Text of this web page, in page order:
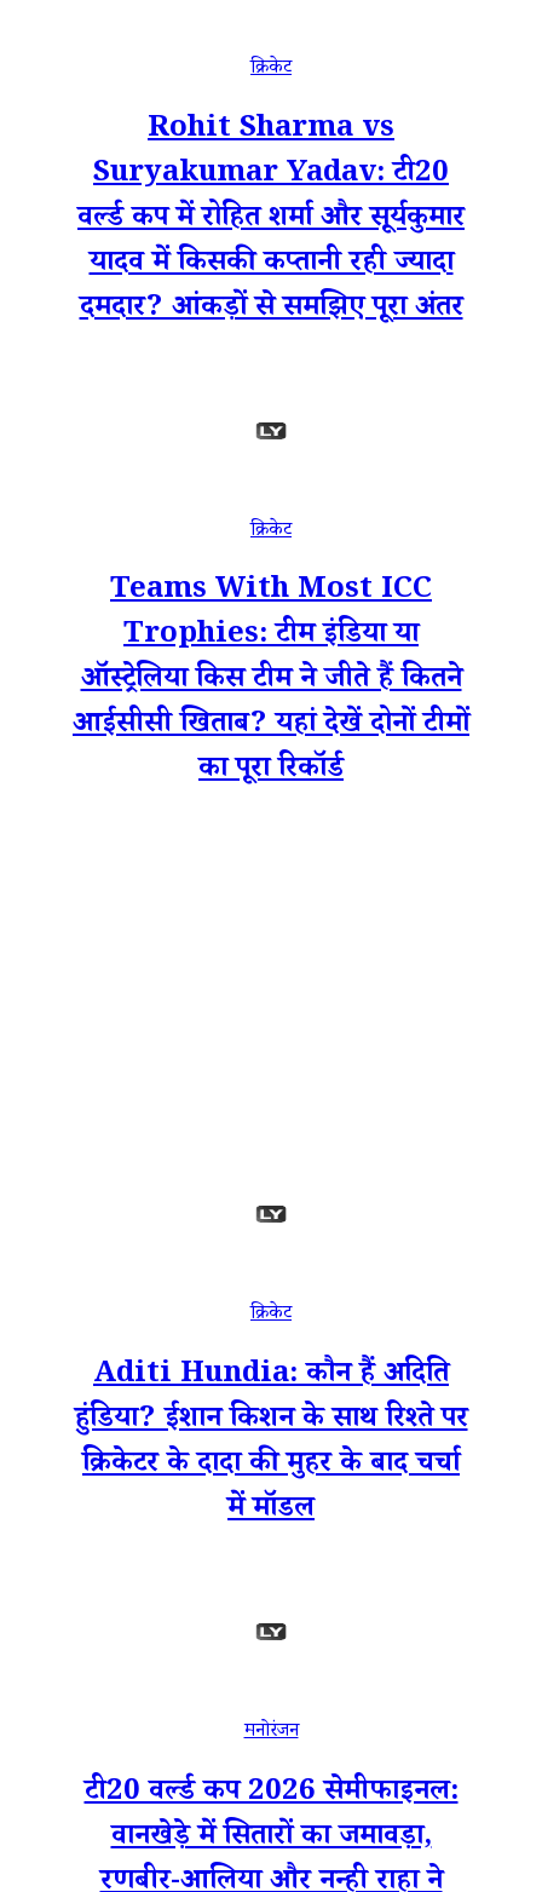
क्रिकेट
Rohit Sharma vs
Suryakumar Yadav: टी20
वर्ल्ड कप में रोहित शर्मा और सूर्यकुमार
यादव में किसकी कप्तानी रही ज्यादा
दमदार? आंकड़ों से समझिए पूरा अंतर
क्रिकेट
Teams With Most ICC
Trophies: टीम इंडिया या
ऑस्ट्रेलिया किस टीम ने जीते हैं कितने
आईसीसी खिताब? यहां देखें दोनों टीमों
का पूरा रिकॉर्ड
क्रिकेट
Aditi Hundia: कौन हैं अदिति
हुंडिया? ईशान किशन के साथ रिश्ते पर
क्रिकेटर के दादा की मुहर के बाद चर्चा
में मॉडल
मनोरंजन
टी20 वर्ल्ड कप 2026 सेमीफाइनल:
वानखेड़े में सितारों का जमावड़ा,